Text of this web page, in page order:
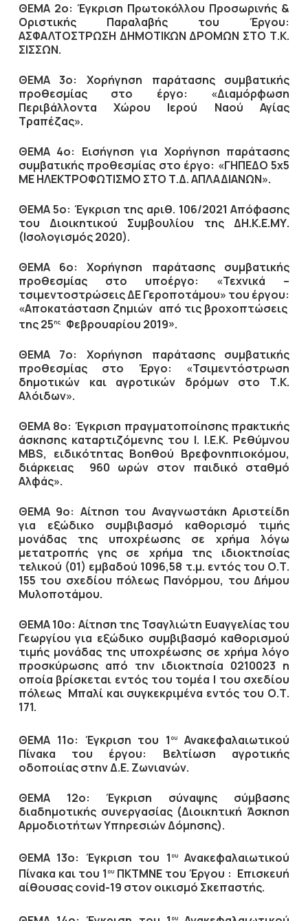
ΘΕΜΑ 2ο: Έγκριση Πρωτοκόλλου Προσωρινής &
Οριστικής Παραλαβής του Έργου:
ΑΣΦΑΛΤΟΣΤΡΩΣΗ ΔΗΜΟΤΙΚΩΝ ΔΡΟΜΩΝ ΣΤΟ Τ.Κ.
ΣΙΣΣΩΝ.
ΘΕΜΑ 3ο: Χορήγηση παράτασης συμβατικής
προθεσμίας στο έργο: «Διαμόρφωση
Περιβάλλοντα Χώρου Ιερού Ναού Αγίας
Τραπέζας».
ΘΕΜΑ 4ο: Εισήγηση για Χορήγηση παράτασης
συμβατικής προθεσμίας στο έργο: «ΓΗΠΕΔΟ 5x5
ΜΕ ΗΛΕΚΤΡΟΦΩΤΙΣΜΟ ΣΤΟ Τ.Δ. ΑΠΛΑΔΙΑΝΩΝ».
ΘΕΜΑ 5ο: Έγκριση της αριθ. 106/2021 Απόφασης
του Διοικητικού Συμβουλίου της ΔΗ.Κ.Ε.ΜΥ.
(Ισολογισμός 2020).
ΘΕΜΑ 6ο: Χορήγηση παράτασης συμβατικής
προθεσμίας στο υποέργο: «Τεχνικά –
τσιμεντοστρώσεις ΔΕ Γεροποτάμου» του έργου:
«Αποκατάσταση ζημιών από τις βροχοπτώσεις
της 25ης
Φεβρουαρίου 2019».
ΘΕΜΑ 7ο: Χορήγηση παράτασης συμβατικής
προθεσμίας στο Έργο: «Τσιμεντόστρωση
δημοτικών και αγροτικών δρόμων στο Τ.Κ.
Αλόιδων».
ΘΕΜΑ 8ο: Έγκριση πραγματοποίησης πρακτικής
άσκησης καταρτιζόμενης του Ι. Ι.Ε.Κ. Ρεθύμνου
MBS, ειδικότητας Βοηθού Βρεφονηπιοκόμου,
διάρκειας 960 ωρών στον παιδικό σταθμό
Αλφάς».
ΘΕΜΑ 9ο: Αίτηση του Αναγνωστάκη Αριστείδη
για εξώδικο συμβιβασμό καθορισμό τιμής
μονάδας της υποχρέωσης σε χρήμα λόγω
μετατροπής γης σε χρήμα της ιδιοκτησίας
τελικού (01) εμβαδού 1096,58 τ.μ. εντός του Ο.Τ.
155 του σχεδίου πόλεως Πανόρμου, του Δήμου
Μυλοποτάμου.
ΘΕΜΑ 10ο: Αίτηση της Τσαγλιώτη Ευαγγελίας του
Γεωργίου για εξώδικο συμβιβασμό καθορισμού
τιμής μονάδας της υποχρέωσης σε χρήμα λόγο
προσκύρωσης από την ιδιοκτησία 0210023 η
οποία βρίσκεται εντός του τομέα Ι του σχεδίου
πόλεως Μπαλί και συγκεκριμένα εντός του Ο.Τ.
171.
ΘΕΜΑ 11ο: Έγκριση του 1 ου
Ανακεφαλαιωτικού
Πίνακα του έργου: Βελτίωση αγροτικής
οδοποιίας στην Δ.Ε. Ζωνιανών.
ΘΕΜΑ 12ο: Έγκριση σύναψης σύμβασης
διαδημοτικής συνεργασίας (Διοικητική Άσκηση
Αρμοδιοτήτων Υπηρεσιών Δόμησης).
ΘΕΜΑ 13ο: Έγκριση του 1 ουΑνακεφαλαιωτικού
Πίνακα και του 1 ουΠΚΤΜΝΕ του Έργου : Επισκευή
αίθουσας covid-19 στον οικισμό Σκεπαστής.
ου